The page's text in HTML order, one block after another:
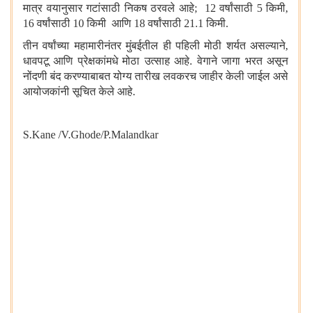
मात्र वयानुसार गटांसाठी निकष ठरवले आहे; 12 वर्षांसाठी 5 किमी,
16 वर्षांसाठी 10 किमी आणि 18 वर्षांसाठी 21.1 किमी.
तीन वर्षांच्या महामारीनंतर मुंबईतील ही पहिली मोठी शर्यत असल्याने,
धावपटू आणि प्रेक्षकांमधे मोठा उत्साह आहे. वेगाने जागा भरत असून
नोंदणी बंद करण्याबाबत योग्य तारीख लवकरच जाहीर केली जाईल असे
आयोजकांनी सूचित केले आहे.
S.Kane /V.Ghode/P.Malandkar